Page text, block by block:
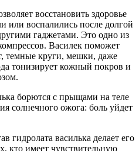
восстановить здоровье
или воспалились после долгой
гаджетами. Это одно из
Василек поможет
темные круги, мешки, даже
тонизирует кожный покров и
борются с прыщами на теле
солнечного ожога: боль уйдет
гидролата василька делает его
кто имеет чувствительную